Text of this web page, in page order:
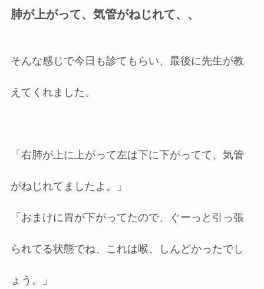
肺が上がって、気管がねじれて、、
そんな感じで今日も診てもらい、最後に先生が教
えてくれました。
「右肺が上に上がって左は下に下がってて、気管
がねじれてましたよ。」
「おまけに胃が下がってたので、ぐーっと引っ張
られてる状態でね、これは喉、しんどかったでし
ょう。」